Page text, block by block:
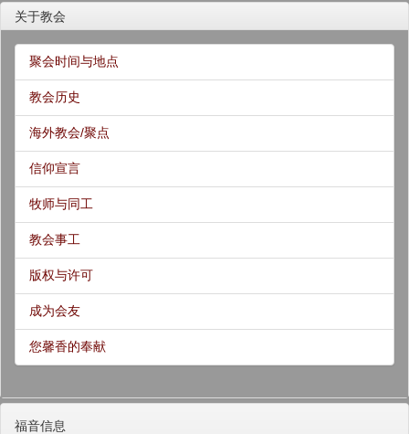
关于教会
聚会时间与地点
教会历史
海外教会/聚点
信仰宣言
牧师与同工
教会事工
版权与许可
成为会友
您馨香的奉献
福音信息